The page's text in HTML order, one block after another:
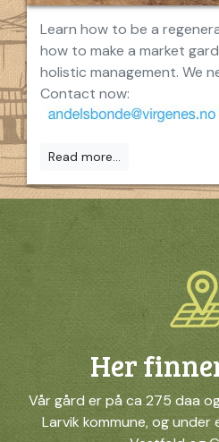
Learn how to be a
how to make a market
holistic management. We
Contact now:
Read more...
Her
Vår gård er på ca 275 daa
Larvik kommune, og under